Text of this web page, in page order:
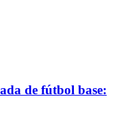
de fútbol base: